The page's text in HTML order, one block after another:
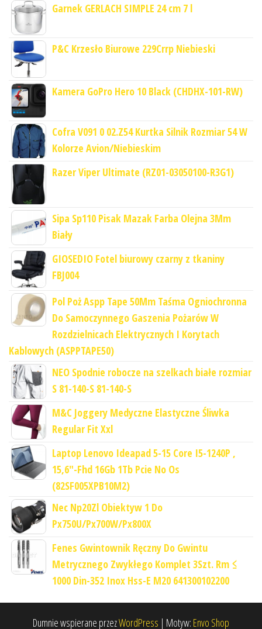
Garnek GERLACH SIMPLE 24 cm 7 l
P&C Krzesło Biurowe 229Crrp Niebieski
Kamera GoPro Hero 10 Black (CHDHX-101-RW)
Cofra V091 0 02.Z54 Kurtka Silnik Rozmiar 54 W
Kolorze Avion/Niebieskim
Razer Viper Ultimate (RZ01-03050100-R3G1)
Sipa Sp110 Pisak Mazak Farba Olejna 3Mm
Biały
GIOSEDIO Fotel biurowy czarny z tkaniny
FBJ004
Pol Poż Aspp Tape 50Mm Taśma Ogniochronna
Do Samoczynnego Gaszenia Pożarów W
Rozdzielnicach Elektrycznych I Korytach
Kablowych (ASPPTAPE50)
NEO Spodnie robocze na szelkach białe rozmiar
S 81-140-S 81-140-S
M&C Joggery Medyczne Elastyczne Śliwka
Regular Fit Xxl
Laptop Lenovo Ideapad 5-15 Core I5-1240P ,
15,6"-Fhd 16Gb 1Tb Pcie No Os
(82SF005XPB10M2)
Nec Np20Zl Obiektyw 1 Do
Px750U/Px700W/Px800X
Fenes Gwintownik Ręczny Do Gwintu
Metrycznego Zwykłego Komplet 3Szt. Rm ≤
1000 Din-352 Inox Hss-E M20 641300102200
Dumnie wspierane przezWordPress | Motyw: Envo Shop